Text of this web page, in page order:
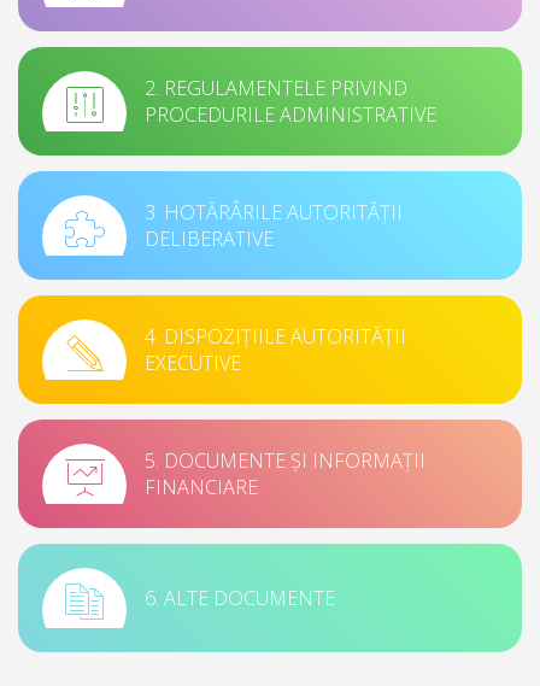
2. REGULAMENTELE PRIVIND
PROCEDURILE ADMINISTRATIVE
3. HOTĂRÂRILE AUTORITĂȚII
DELIBERATIVE
4. DISPOZIȚIILE AUTORITĂȚII
EXECUTIVE
5. DOCUMENTE ȘI INFORMAȚII
FINANCIARE
6. ALTE DOCUMENTE